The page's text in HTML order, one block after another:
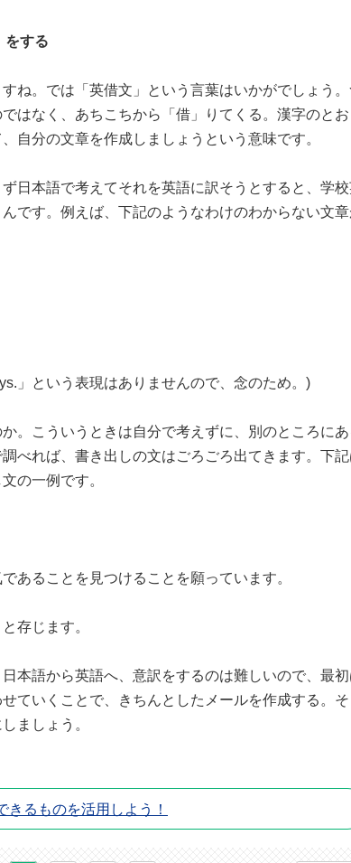
をする
ね。では「英借文」という言葉はいかがでしょう。
はなく、あちこちから「借」りてくる。漢字のと
自分の文章を作成しましょうという意味です。
日本語で考えてそれを英語に訳そうとすると、学
です。例えば、下記のようなわけのわからない文
」という表現はありませんので、念のため。)
。こういうときは自分で考えずに、別のところに
べれば、書き出しの文はごろごろ出てきます。下
の一例です。
あることを見つけることを願っています。
存じます。
本語から英語へ、意訳をするのは難しいので、最
ていくことで、きちんとしたメールを作成する。
ましょう。
きるものを活用しよう！